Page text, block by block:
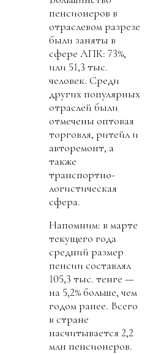
пенсионеров в
отраслевом разрезе
были заняты в
сфере АПК: 73%,
или 51,3 тыс.
человек. Среди
других популярных
отраслей были
отмечены оптовая
торговля, ритейл и
авторемонт, а
также
транспортно-
логистическая
сфера.
Напомним: в марте
текущего года
средний размер
пенсии составлял
105,3 тыс. тенге —
на 5,2% больше, чем
годом ранее. Всего
в стране
насчитывается 2,2
млн пенсионеров.